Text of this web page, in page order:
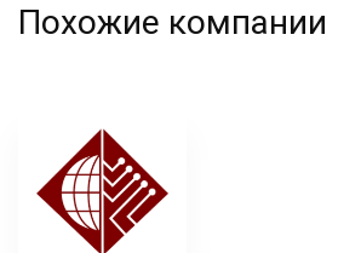
Похожие компании